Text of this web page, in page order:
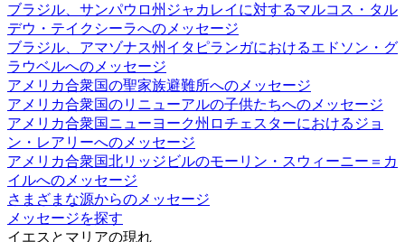
ブラジル、サンパウロ州ジャカレイに対するマルコス・タル
デウ・テイクシーラへのメッセージ
ブラジル、アマゾナス州イタピランガにおけるエドソン・グ
ラウベルへのメッセージ
アメリカ合衆国の聖家族避難所へのメッセージ
アメリカ合衆国のリニューアルの子供たちへのメッセージ
アメリカ合衆国ニューヨーク州ロチェスターにおけるジョ
ン・レアリーへのメッセージ
アメリカ合衆国北リッジビルのモーリン・スウィーニー＝カ
イルへのメッセージ
さまざまな源からのメッセージ
メッセージを探す
イエスとマリアの現れ